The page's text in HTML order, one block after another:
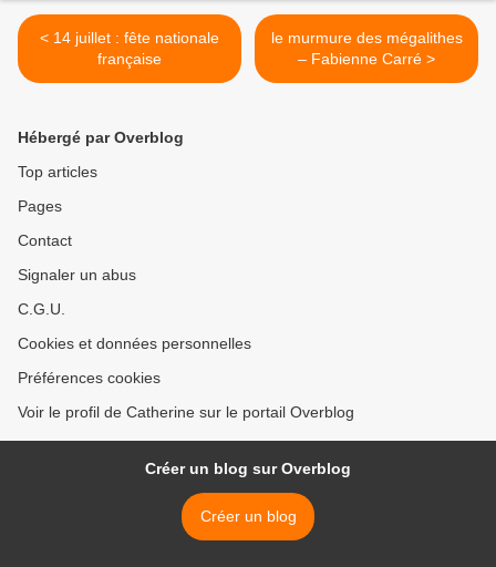
< 14 juillet : fête nationale
française
le murmure des mégalithes
– Fabienne Carré >
Hébergé par Overblog
Top articles
Pages
Contact
Signaler un abus
C.G.U.
Cookies et données personnelles
Préférences cookies
Voir le profil de Catherine sur le portail Overblog
Créer un blog sur Overblog
Créer un blog